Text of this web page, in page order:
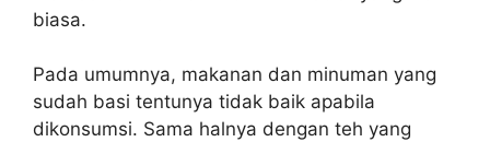
biasa.
Pada umumnya, makanan dan minuman yang
sudah basi tentunya tidak baik apabila
dikonsumsi. Sama halnya dengan teh yang